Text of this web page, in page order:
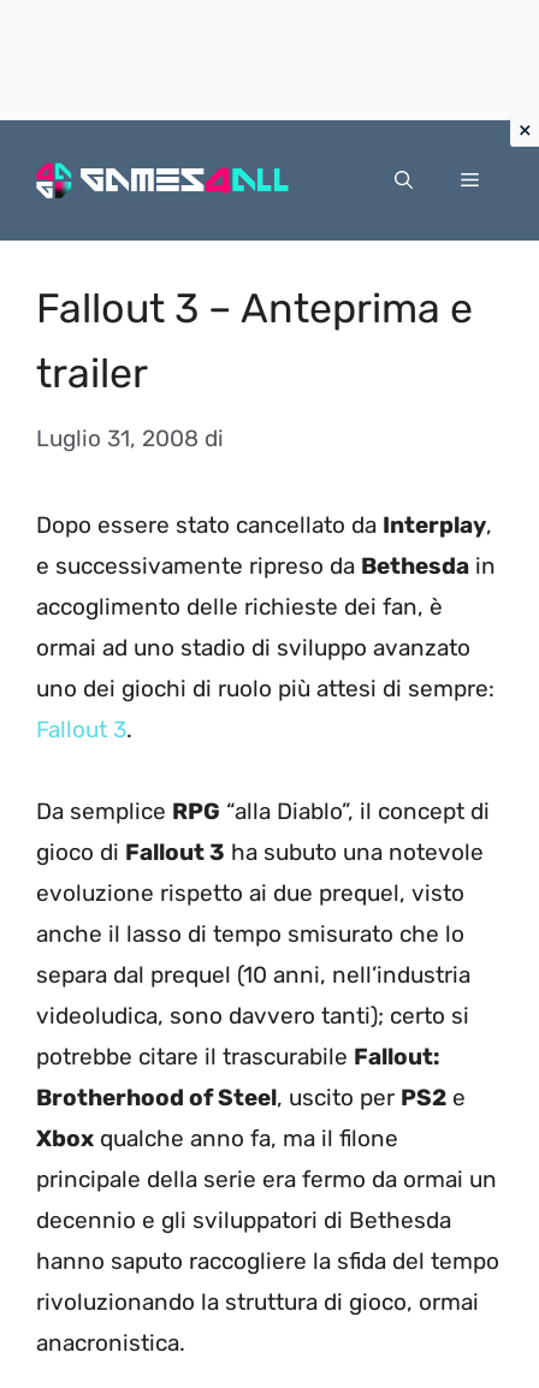
Menu
Fallout 3 – Anteprima e
trailer
Luglio 31, 2008 di
Dopo essere stato cancellato da Interplay,
e successivamente ripreso da Bethesda in
accoglimento delle richieste dei fan, è
ormai ad uno stadio di sviluppo avanzato
uno dei giochi di ruolo più attesi di sempre:
Fallout 3.
Da semplice RPG “alla Diablo”, il concept di
gioco di Fallout 3 ha subuto una notevole
evoluzione rispetto ai due prequel, visto
anche il lasso di tempo smisurato che lo
separa dal prequel (10 anni, nell’industria
videoludica, sono davvero tanti); certo si
potrebbe citare il trascurabile Fallout:
Brotherhood of Steel, uscito per PS2 e
Xbox qualche anno fa, ma il filone
principale della serie era fermo da ormai un
decennio e gli sviluppatori di Bethesda
hanno saputo raccogliere la sfida del tempo
rivoluzionando la struttura di gioco, ormai
anacronistica.